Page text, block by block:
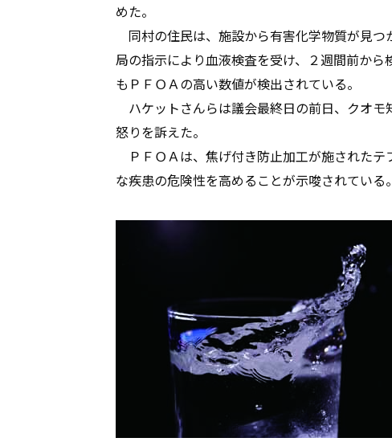
めた。
同村の住民は、施設から有害化学物質が見
局の指示により血液検査を受け、２週間前か
もＰＦＯＡの高い数値が検出されている。
ハケットさんらは議会最終日の前日、クオ
怒りを訴えた。
ＰＦＯＡは、焦げ付き防止加工が施された
な疾患の危険性を高めることが示唆されている。